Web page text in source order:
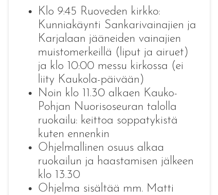
Klo 9:45 Ruoveden kirkko:
Kunniakäynti Sankarivainajien ja
Karjalaan jääneiden vainajien
muistomerkeillä (liput ja airuet)
ja klo 10:00 messu kirkossa (ei
liity Kaukola-päivään)
Noin klo 11.30 alkaen Kauko-
Pohjan Nuorisoseuran talolla
ruokailu: keittoa soppatykistä
kuten ennenkin
Ohjelmallinen osuus alkaa
ruokailun ja haastamisen jälkeen
klo 13.30
Ohjelma sisältää mm. Matti